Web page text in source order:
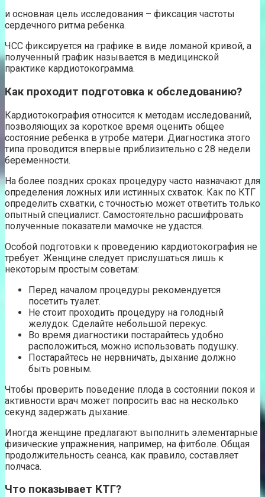
и основная цель исследования – фиксация частоты
сердечного ритма ребенка.
ЧСС фиксируется на графике в виде ломаной кривой, а
полученный график называется в медицинской
практике кардиотокограмма.
Как проходит подготовка к обследованию?
Кардиотокография относится к методам исследований,
позволяющих за короткое время оценить общее
состояние ребенка в утробе матери. Диагностика этого
типа проводится впервые приблизительно с 28 недели
беременности.
На более поздних сроках процедуру часто назначают для
определения ложных или истинных схваток. Как по КТГ
определить схватки, с точностью может ответить только
опытный специалист. Самостоятельно расшифровать
полученные показатели мамочке не удастся.
Особой подготовки к проведению кардиотокография не
требует. Женщине следует прислушаться лишь к
некоторым простым советам:
Перед началом процедуры рекомендуется
посетить туалет.
Не стоит проходить процедуру на голодный
желудок. Сделайте небольшой перекус.
Во время диагностики постарайтесь удобно
расположиться, можно использовать подушку.
Постарайтесь не нервничать, дыхание должно
быть ровным.
Чтобы проверить поведение плода в состоянии покоя и
активности врач может попросить вас на несколько
секунд задержать дыхание.
Иногда женщине предлагают выполнить элементарные
физические упражнения, например, на фитболе. Общая
продолжительность сеанса, как правило, составляет
полчаса.
Что показывает КТГ?